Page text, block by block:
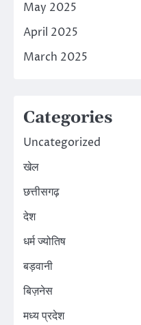
May 2025
April 2025
March 2025
Categories
Uncategorized
खेल
छत्तीसगढ़
देश
धर्म ज्योतिष
बड़वानी
बिज़नेस
मध्य प्रदेश